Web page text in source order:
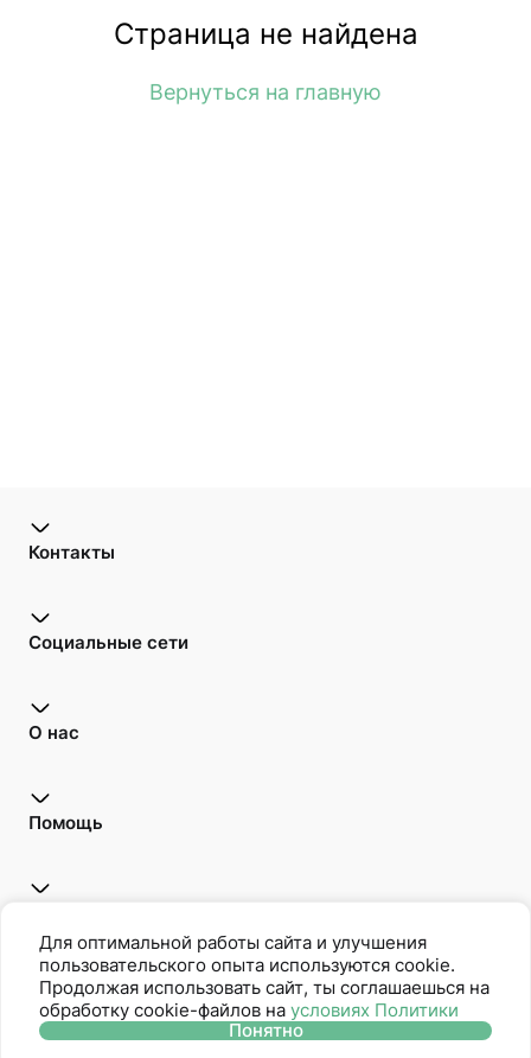
Страница не найдена
Вернуться на главную
Контакты
Социальные сети
О нас
Помощь
Oriflame является членом Ассоциации Прямых Продаж
Для оптимальной работы сайта и улучшения
пользовательского опыта используются cookie.
Продолжая использовать сайт, ты соглашаешься на
обработку cookie-файлов на условиях Политики
Понятно